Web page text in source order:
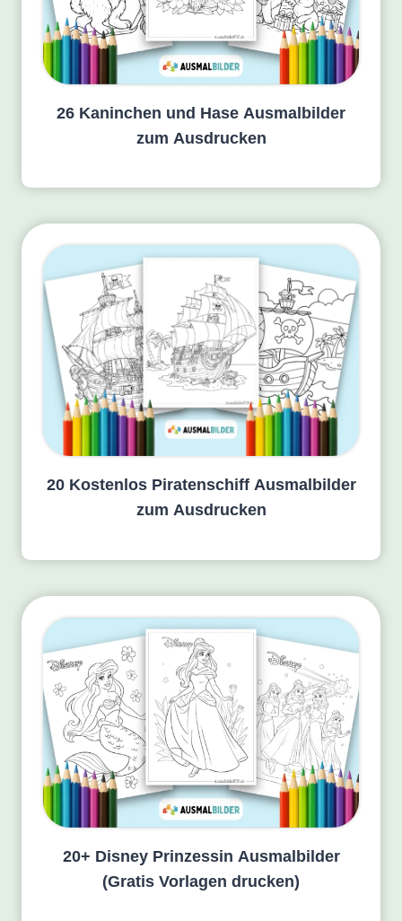
26 Kaninchen und Hase Ausmalbilder
zum Ausdrucken
20 Kostenlos Piratenschiff Ausmalbilder
zum Ausdrucken
20+ Disney Prinzessin Ausmalbilder
(Gratis Vorlagen drucken)